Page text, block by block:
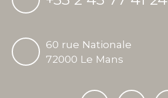
60 rue Nationale
72000 Le Mans